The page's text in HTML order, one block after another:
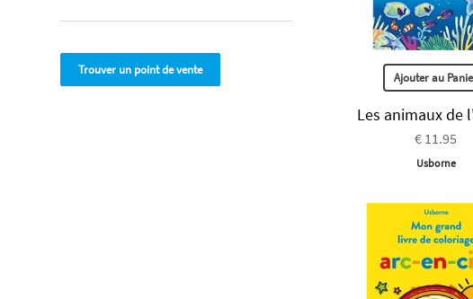
Ajouter au
Les animaux de
€ 11.95
Usborne
Trouver un point de vente